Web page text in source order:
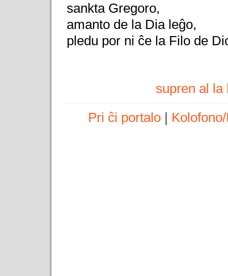
sankta Gregoro,
amanto de la Dia leĝo,
pledu por ni ĉe la Filo de
supren al la
Pri ĉi portalo|